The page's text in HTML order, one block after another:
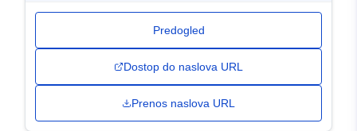
Predogled
Dostop do naslova URL
Prenos naslova URL